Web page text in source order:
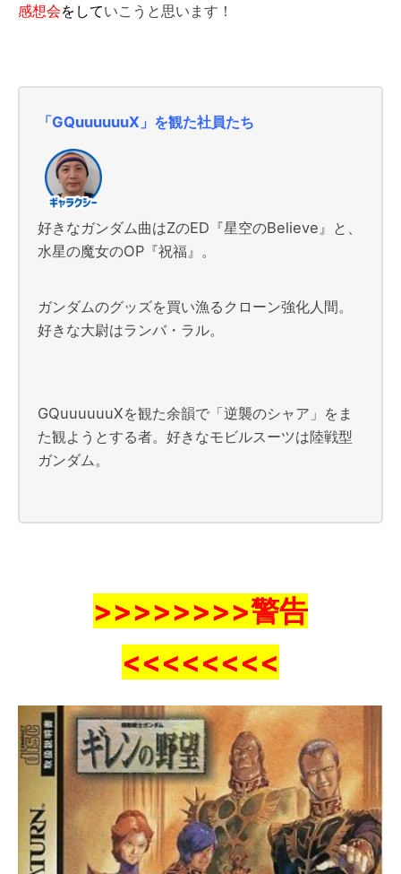
感想会をしていこうと思います！
「GQuuuuuuX」を観た社員たち
好きなガンダム曲はZのED『星空のBelieve』と、
水星の魔女のOP『祝福』。
ガンダムのグッズを買い漁るクローン強化人間。
好きな大尉はランバ・ラル。
GQuuuuuuXを観た余韻で「逆襲のシャア」をま
た観ようとする者。好きなモビルスーツは陸戦型
ガンダム。
>>>>>>>>警告
<<<<<<<<